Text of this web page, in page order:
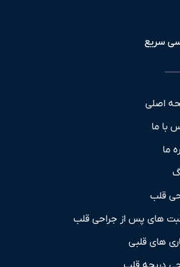
سریع
اصلی
با ما
ما
قلب
های پس از جراحی قلب
های قلبی